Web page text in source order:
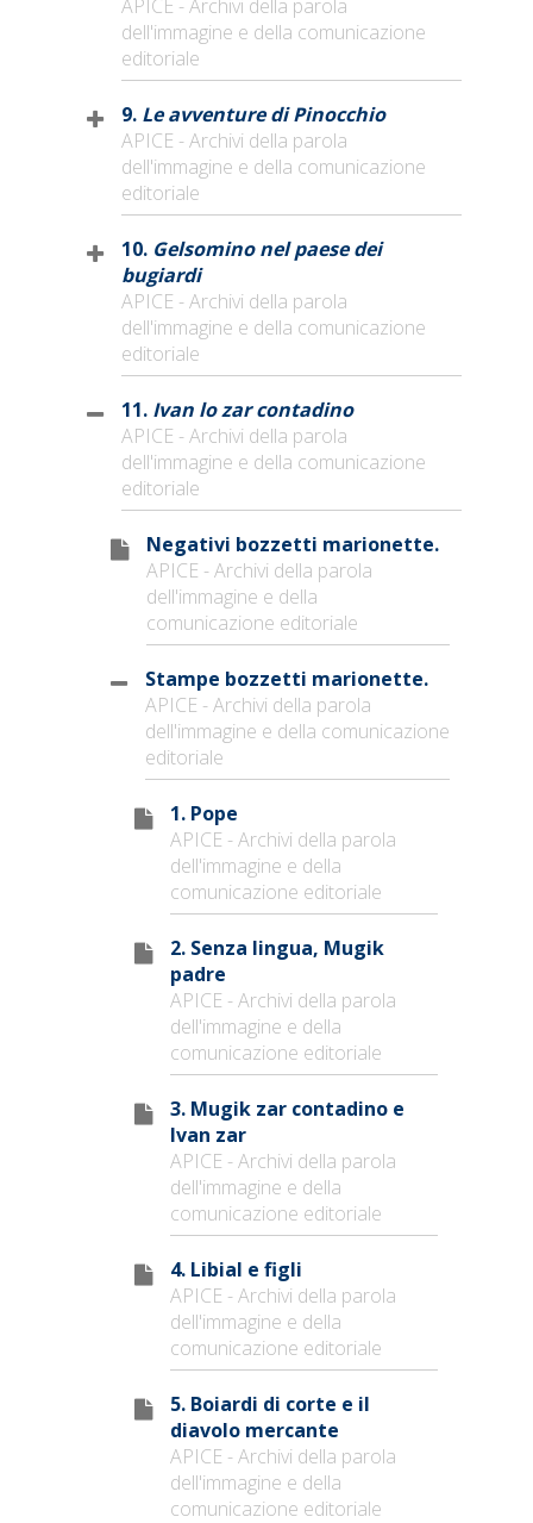
APICE - Archivi della parola
dell'immagine e della comunicazione
editoriale
9. Le avventure di Pinocchio
APICE - Archivi della parola
dell'immagine e della comunicazione
editoriale
10. Gelsomino nel paese dei
bugiardi
APICE - Archivi della parola
dell'immagine e della comunicazione
editoriale
11. Ivan lo zar contadino
APICE - Archivi della parola
dell'immagine e della comunicazione
editoriale
Negativi bozzetti marionette.
APICE - Archivi della parola
dell'immagine e della
comunicazione editoriale
Stampe bozzetti marionette.
APICE - Archivi della parola
dell'immagine e della comunicazione
editoriale
1. Pope
APICE - Archivi della parola
dell'immagine e della
comunicazione editoriale
2. Senza lingua, Mugik
padre
APICE - Archivi della parola
dell'immagine e della
comunicazione editoriale
3. Mugik zar contadino e
Ivan zar
APICE - Archivi della parola
dell'immagine e della
comunicazione editoriale
4. Libial e figli
APICE - Archivi della parola
dell'immagine e della
comunicazione editoriale
5. Boiardi di corte e il
diavolo mercante
APICE - Archivi della parola
dell'immagine e della
comunicazione editoriale